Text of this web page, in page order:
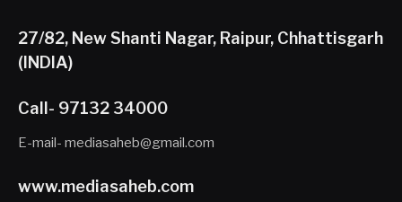
27/82, New Shanti Nagar, Raipur, Chhattisgarh
(INDIA)
Call- 97132 34000
E-mail- mediasaheb@gmail.com
www.mediasaheb.com